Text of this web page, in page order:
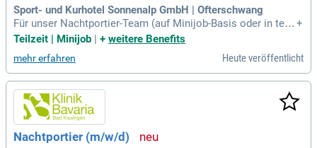
Sport- und Kurhotel Sonnenalp GmbH | Ofterschwang
Für unser Nachtportier-Team (auf Minijob-Basis oder in teilz
eit) suchen wir dich als leidenschaftlichen Gastgeber, der al
che Momente bereitet.
+
Teilzeit | Minijob
+ weitere Benefits
mehr erfahren Heute veröffentlicht
Nachtportier (m/w/d)